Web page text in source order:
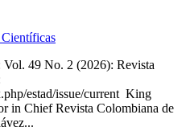
Vol. 49 No. 2 (2026): Revista
estad/issue/current King
in Chief Revista Colombiana de